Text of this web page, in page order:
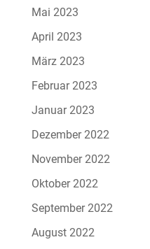
Mai 2023
April 2023
März 2023
Februar 2023
Januar 2023
Dezember 2022
November 2022
Oktober 2022
September 2022
August 2022